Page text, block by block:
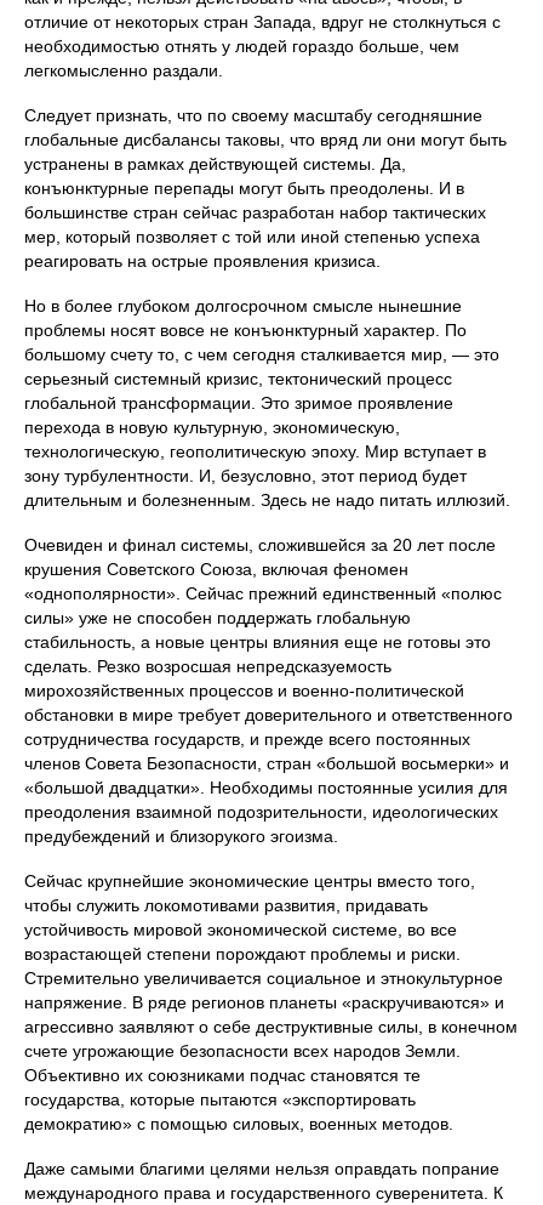
отличие от некоторых стран Запада, вдруг не столкнуться с
необходимостью отнять у людей гораздо больше, чем
легкомысленно раздали.
Следует признать, что по своему масштабу сегодняшние
глобальные дисбалансы таковы, что вряд ли они могут быть
устранены в рамках действующей системы. Да,
конъюнктурные перепады могут быть преодолены. И в
большинстве стран сейчас разработан набор тактических
мер, который позволяет с той или иной степенью успеха
реагировать на острые проявления кризиса.
Но в более глубоком долгосрочном смысле нынешние
проблемы носят вовсе не конъюнктурный характер. По
большому счету то, с чем сегодня сталкивается мир, — это
серьезный системный кризис, тектонический процесс
глобальной трансформации. Это зримое проявление
перехода в новую культурную, экономическую,
технологическую, геополитическую эпоху. Мир вступает в
зону турбулентности. И, безусловно, этот период будет
длительным и болезненным. Здесь не надо питать иллюзий.
Очевиден и финал системы, сложившейся за 20 лет после
крушения Советского Союза, включая феномен
«однополярности». Сейчас прежний единственный «полюс
силы» уже не способен поддержать глобальную
стабильность, а новые центры влияния еще не готовы это
сделать. Резко возросшая непредсказуемость
мирохозяйственных процессов и военно-политической
обстановки в мире требует доверительного и ответственного
сотрудничества государств, и прежде всего постоянных
членов Совета Безопасности, стран «большой восьмерки» и
«большой двадцатки». Необходимы постоянные усилия для
преодоления взаимной подозрительности, идеологических
предубеждений и близорукого эгоизма.
Сейчас крупнейшие экономические центры вместо того,
чтобы служить локомотивами развития, придавать
устойчивость мировой экономической системе, во все
возрастающей степени порождают проблемы и риски.
Стремительно увеличивается социальное и этнокультурное
напряжение. В ряде регионов планеты «раскручиваются» и
агрессивно заявляют о себе деструктивные силы, в конечном
счете угрожающие безопасности всех народов Земли.
Объективно их союзниками подчас становятся те
государства, которые пытаются «экспортировать
демократию» с помощью силовых, военных методов.
Даже самыми благими целями нельзя оправдать попрание
международного права и государственного суверенитета. К